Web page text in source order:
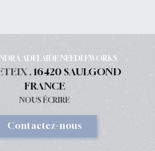
ADELAIDE NEEDLEWORKS
, 16420 SAULGOND
FRANCE
NOUS ÉCRIRE
Contactez-nous